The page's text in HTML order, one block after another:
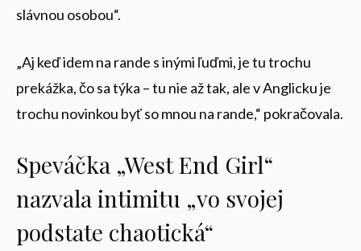
slávnou osobou“.
„Aj keď idem na rande s inými ľuďmi, je tu trochu
prekážka, čo sa týka – tu nie až tak, ale v Anglicku je
trochu novinkou byť so mnou na rande,“ pokračovala.
Speváčka „West End Girl“
nazvala intimitu „vo svojej
podstate chaotická“